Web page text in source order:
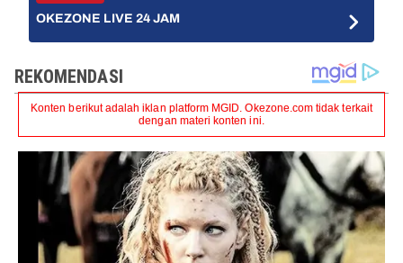
OKEZONE LIVE 24 JAM